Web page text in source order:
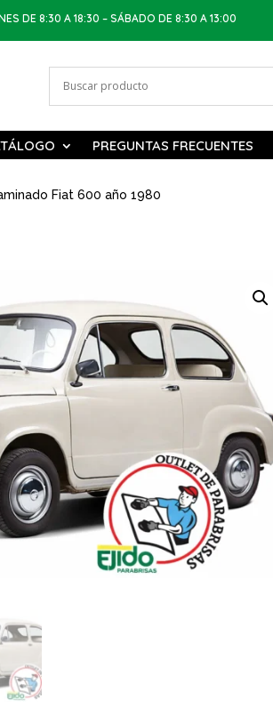
DE 8:30 A 18:30 – SÁBADO DE 8:30 A 13:00
PREGUNTAS FRECUENTES
Fiat 600 año 1980